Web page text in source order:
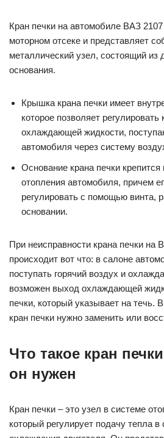
Кран печки на автомобиле ВАЗ
моторном отсеке и представляет
металлический узел, состоящий из
основания.
Крышка крана печки имеет
которое позволяет регулировать
охлаждающей жидкости,
автомобиля через систему
Основание крана печки
отопления автомобиля, причем
регулировать с помощью винта,
основании.
При неисправности крана печки на
происходит вот что: в салоне
поступать горячий воздух и
возможен выход охлаждающей
печки, который указывает на течь.
кран печки нужно заменить или
Что такое кран
он нужен
Кран печки – это узел в системе
который регулирует подачу тепла